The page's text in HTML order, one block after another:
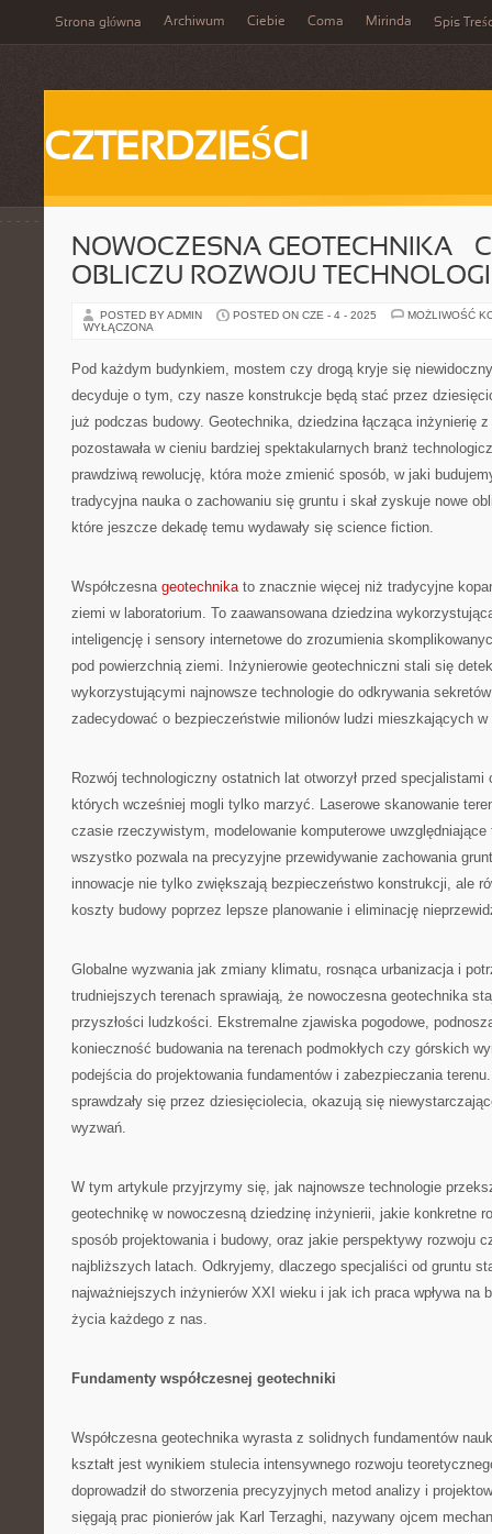
Strona główna Archiwum Ciebie Coma Mirinda Spis
CZTERDZIEŚCI
NOWOCZESNA GEOTECHNIKA –
OBLICZU ROZWOJU
POSTED BY ADMIN POSTED ON CZE - 4 - 2025
MOŻLIWOŚĆ
WYŁĄCZONA
Pod każdym budynkiem, mostem czy drogą kryje się
decyduje o tym, czy nasze konstrukcje będą stać przez
już podczas budowy. Geotechnika, dziedzina łącząca inżynierię
pozostawała w cieniu bardziej spektakularnych branż
prawdziwą rewolucję, która może zmienić sposób, w jaki
tradycyjna nauka o zachowaniu się gruntu i skał zyskuje nowe
które jeszcze dekadę temu wydawały się science fiction.
Współczesna geotechnikato znacznie więcej niż tradycyjne
ziemi w laboratorium. To zaawansowana dziedzina
inteligencję i sensory internetowe do zrozumienia
pod powierzchnią ziemi. Inżynierowie geotechniczni stali się
wykorzystującymi najnowsze technologie do odkrywania
zadecydować o bezpieczeństwie milionów ludzi mieszkających
Rozwój technologiczny ostatnich lat otworzył przed
których wcześniej mogli tylko marzyć. Laserowe skanowanie
czasie rzeczywistym, modelowanie komputerowe
wszystko pozwala na precyzyjne przewidywanie zachowania
innowacje nie tylko zwiększają bezpieczeństwo konstrukcji, ale
koszty budowy poprzez lepsze planowanie i eliminację
Globalne wyzwania jak zmiany klimatu, rosnąca urbanizacja i
trudniejszych terenach sprawiają, że nowoczesna geotechnika
przyszłości ludzkości. Ekstremalne zjawiska pogodowe,
konieczność budowania na terenach podmokłych czy górskich
podejścia do projektowania fundamentów i zabezpieczania
sprawdzały się przez dziesięciolecia, okazują się
wyzwań.
W tym artykule przyjrzymy się, jak najnowsze technologie
geotechnikę w nowoczesną dziedzinę inżynierii, jakie konkretne
sposób projektowania i budowy, oraz jakie perspektywy rozwoju
najbliższych latach. Odkryjemy, dlaczego specjaliści od gruntu
najważniejszych inżynierów XXI wieku i jak ich praca wpływa na
życia każdego z nas.
Fundamenty współczesnej geotechniki
Współczesna geotechnika wyrasta z solidnych fundamentów
kształt jest wynikiem stulecia intensywnego rozwoju
doprowadził do stworzenia precyzyjnych metod analizy i
sięgają prac pionierów jak Karl Terzaghi, nazywany ojcem